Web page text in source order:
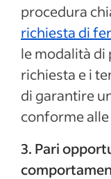
procedura
richiesta di
le modalità di
richiesta e i
di garantire
conforme
3. Pari